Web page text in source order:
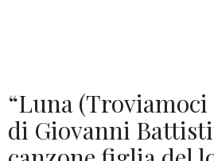
“Luna (Troviamoci
di Giovanni